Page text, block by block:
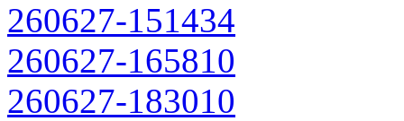
260627-151434
260627-165810
260627-183010